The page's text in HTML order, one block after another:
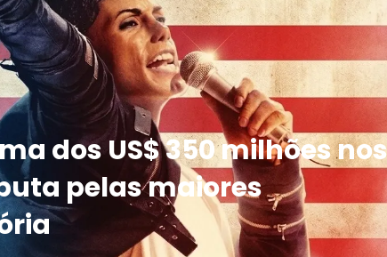
dos US$ 350 milhões nos
pelas maiores